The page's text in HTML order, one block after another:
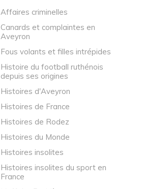
Affaires criminelles
Canards et complaintes en
Aveyron
Fous volants et filles intrépides
Histoire du football ruthénois
depuis ses origines
Histoires d'Aveyron
Histoires de France
Histoires de Rodez
Histoires du Monde
Histoires insolites
Histoires insolites du sport en
France